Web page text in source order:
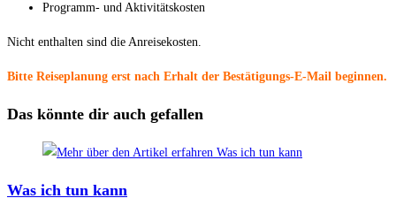
Programm- und Aktivitätskosten
Nicht enthalten sind die Anreisekosten.
Bitte Reiseplanung erst nach Erhalt der Bestätigungs-E‑Mail beginnen.
Das könnte dir auch gefallen
Was ich tun kann